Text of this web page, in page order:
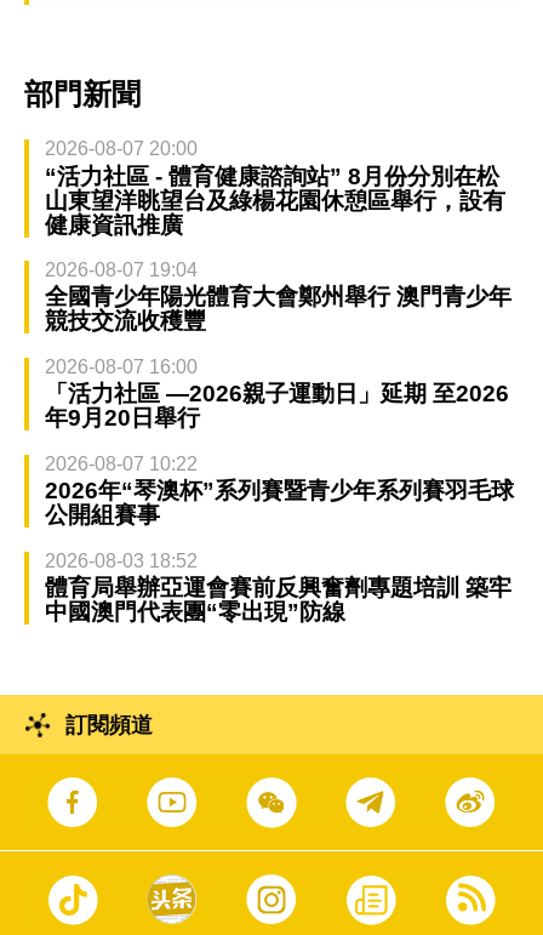
部門新聞
2026-08-07 20:00
“活力社區 - 體育健康諮詢站” 8月份分別在松
山東望洋眺望台及綠楊花園休憩區舉行，設有
健康資訊推廣
2026-08-07 19:04
全國青少年陽光體育大會鄭州舉行 澳門青少年
競技交流收穫豐
2026-08-07 16:00
「活力社區 —2026親子運動日」延期 至2026
年9月20日舉行
2026-08-07 10:22
2026年“琴澳杯”系列賽暨青少年系列賽羽毛球
公開組賽事
2026-08-03 18:52
體育局舉辦亞運會賽前反興奮劑專題培訓 築牢
中國澳門代表團“零出現”防線
訂閱頻道